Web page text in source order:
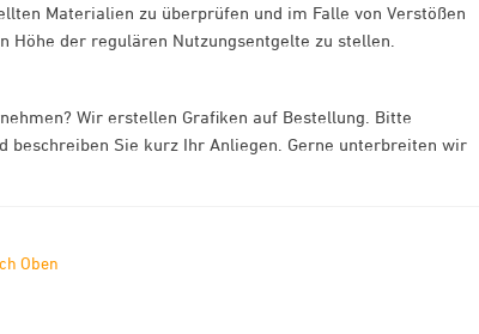
Materialien zu überprüfen und im Falle von Verstößen
Höhe der regulären Nutzungsentgelte zu stellen.
Wir erstellen Grafiken auf Bestellung. Bitte
beschreiben Sie kurz Ihr Anliegen. Gerne unterbreiten wir
Oben